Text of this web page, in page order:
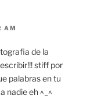
AM
de la
stiff por
palabras en tu
nadie eh ^_^